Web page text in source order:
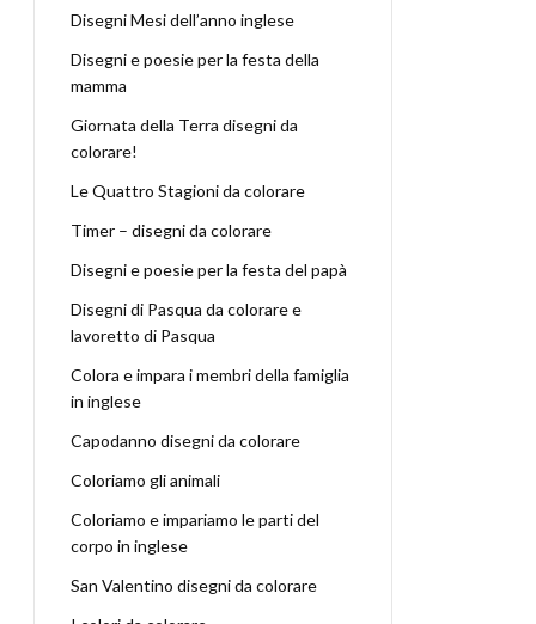
Disegni Mesi dell’anno inglese
Disegni e poesie per la festa della
mamma
Giornata della Terra disegni da
colorare!
Le Quattro Stagioni da colorare
Timer – disegni da colorare
Disegni e poesie per la festa del papà
Disegni di Pasqua da colorare e
lavoretto di Pasqua
Colora e impara i membri della famiglia
in inglese
Capodanno disegni da colorare
Coloriamo gli animali
Coloriamo e impariamo le parti del
corpo in inglese
San Valentino disegni da colorare